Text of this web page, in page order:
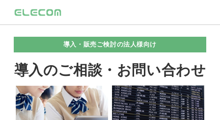
導入・販売ご検討の法人様向け
導入のご相談・お問い合わせ